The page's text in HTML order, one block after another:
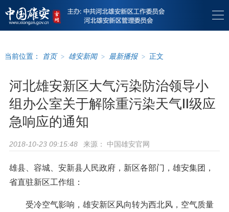
当前位置： 首页 > 雄安新闻 > 最新播报 > 正文
河北雄安新区大气污染防治领导小
组办公室关于解除重污染天气Ⅱ级应
急响应的通知
2018-10-23 09:15:48 来源： 中国雄安官网
雄县、容城、安新县人民政府，新区各部门，雄安集团，
省直驻新区工作组：
受冷空气影响，雄安新区风向转为西北风，空气质量